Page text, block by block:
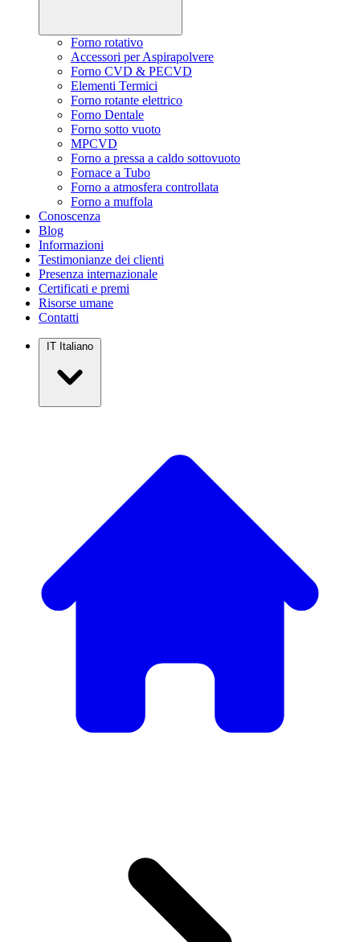
Forno rotativo
Accessori per Aspirapolvere
Forno CVD & PECVD
Elementi Termici
Forno rotante elettrico
Forno Dentale
Forno sotto vuoto
MPCVD
Forno a pressa a caldo sottovuoto
Fornace a Tubo
Forno a atmosfera controllata
Forno a muffola
Conoscenza
Blog
Informazioni
Testimonianze dei clienti
Presenza internazionale
Certificati e premi
Risorse umane
Contatti
IT Italiano